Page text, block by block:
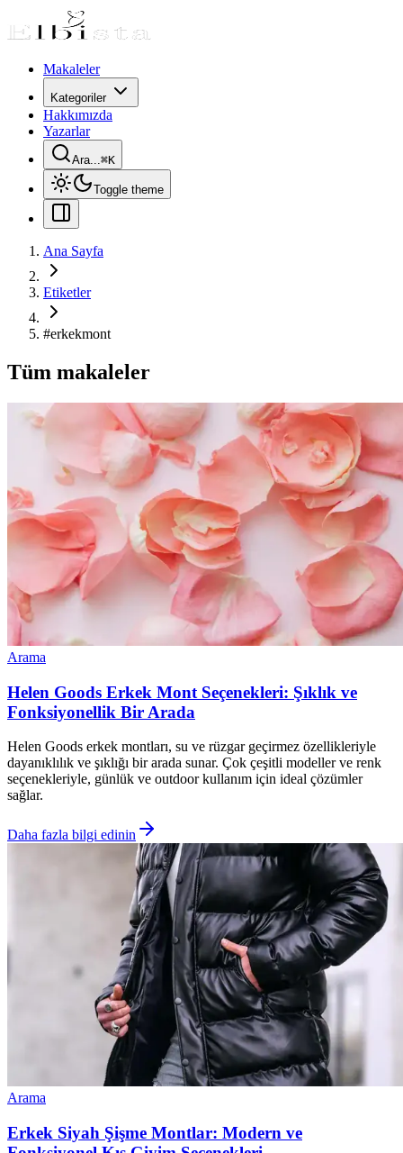
Makaleler
Kategoriler
Hakkımızda
Yazarlar
Ara...⌘K
Toggle theme
Ana Sayfa
Etiketler
#erkekmont
Tüm makaleler
Arama
Helen Goods Erkek Mont Seçenekleri: Şıklık ve
Fonksiyonellik Bir Arada
Helen Goods erkek montları, su ve rüzgar geçirmez özellikleriyle
dayanıklılık ve şıklığı bir arada sunar. Çok çeşitli modeller ve renk
seçenekleriyle, günlük ve outdoor kullanım için ideal çözümler
sağlar.
Daha fazla bilgi edinin
Arama
Erkek Siyah Şişme Montlar: Modern ve